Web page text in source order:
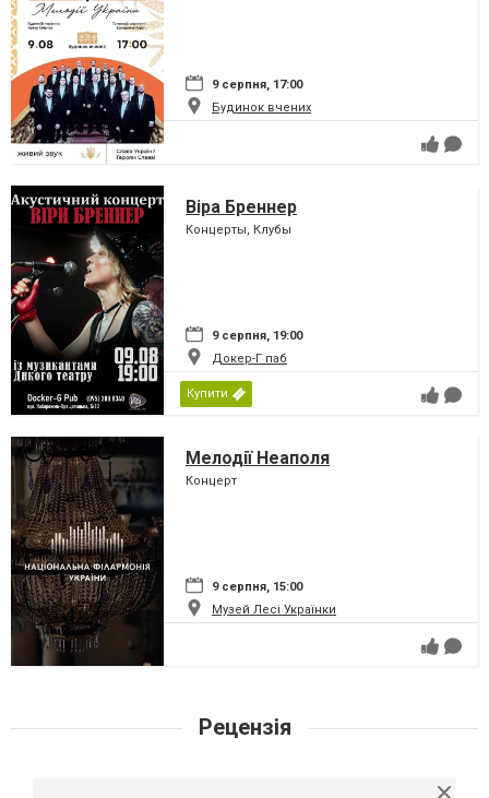
9 серпня, 17:00
Будинок вчених
Віра Бреннер
Концерты, Клубы
9 серпня, 19:00
Докер-Г паб
Купити
Мелодії Неаполя
Концерт
9 серпня, 15:00
Музей Лесі Українки
Рецензія